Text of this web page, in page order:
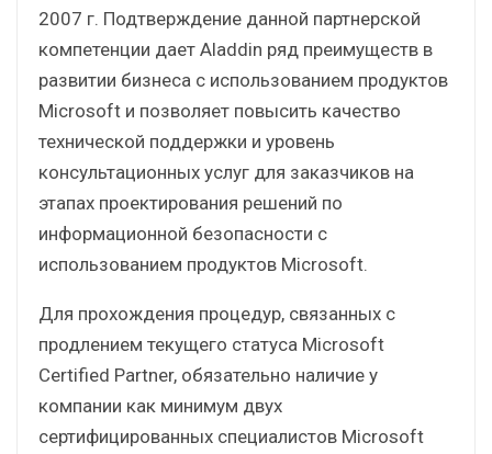
2007 г. Подтверждение данной партнерской
компетенции дает Aladdin ряд преимуществ в
развитии бизнеса с использованием продуктов
Microsoft и позволяет повысить качество
технической поддержки и уровень
консультационных услуг для заказчиков на
этапах проектирования решений по
информационной безопасности с
использованием продуктов Microsoft.
Для прохождения процедур, связанных с
продлением текущего статуса Microsoft
Certified Partner, обязательно наличие у
компании как минимум двух
сертифицированных специалистов Microsoft